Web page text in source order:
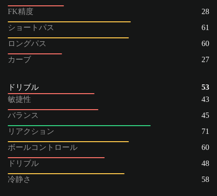
FK精度
28
ショートパス
61
ロングパス
60
カーブ
27
ドリブル
53
敏捷性
43
バランス
45
リアクション
71
ボールコントロール
60
ドリブル
48
冷静さ
58